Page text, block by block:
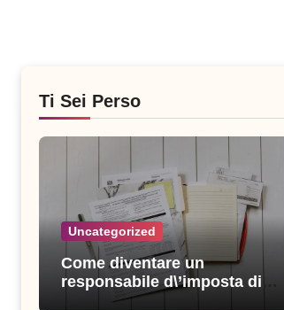
Ti Sei Perso
Uncategorized
Come diventare un
responsabile d\’imposta di
successo: consigli e